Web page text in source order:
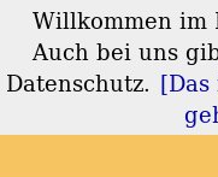
Willkommen im
Auch bei uns
Datenschutz.